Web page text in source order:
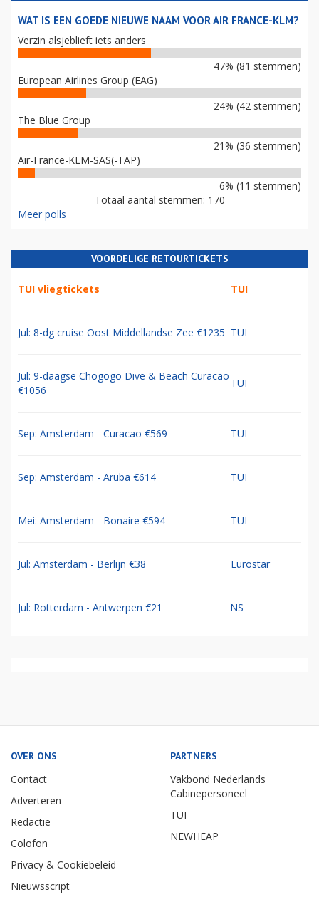
WAT IS EEN GOEDE NIEUWE NAAM VOOR AIR FRANCE-KLM?
Verzin alsjeblieft iets anders
47% (81 stemmen)
European Airlines Group (EAG)
24% (42 stemmen)
The Blue Group
21% (36 stemmen)
Air-France-KLM-SAS(-TAP)
6% (11 stemmen)
Totaal aantal stemmen: 170
Meer polls
VOORDELIGE RETOURTICKETS
TUI vliegtickets TUI
Jul: 8-dg cruise Oost Middellandse Zee €1235 TUI
Jul: 9-daagse Chogogo Dive & Beach Curacao
€1056
TUI
Sep: Amsterdam - Curacao €569 TUI
Sep: Amsterdam - Aruba €614 TUI
Mei: Amsterdam - Bonaire €594 TUI
Jul: Amsterdam - Berlijn €38 Eurostar
Jul: Rotterdam - Antwerpen €21 NS
OVER ONS
Contact
Adverteren
Redactie
Colofon
Privacy & Cookiebeleid
Nieuwsscript
PARTNERS
Vakbond Nederlands
Cabinepersoneel
TUI
NEWHEAP